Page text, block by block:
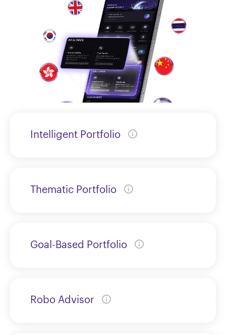
Intelligent Portfolio
Thematic Portfolio
Goal-Based Portfolio
Robo Advisor